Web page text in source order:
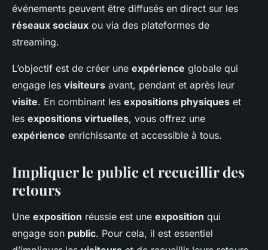
événements peuvent être diffusés en direct sur les
réseaux sociaux ou via des plateformes de
streaming.
L’objectif est de créer une expérience globale qui
engage les visiteurs avant, pendant et après leur
visite. En combinant les expositions physiques et
les expositions virtuelles, vous offrez une
expérience enrichissante et accessible à tous.
Impliquer le public et recueillir des
retours
Une exposition réussie est une exposition qui
engage son public. Pour cela, il est essentiel